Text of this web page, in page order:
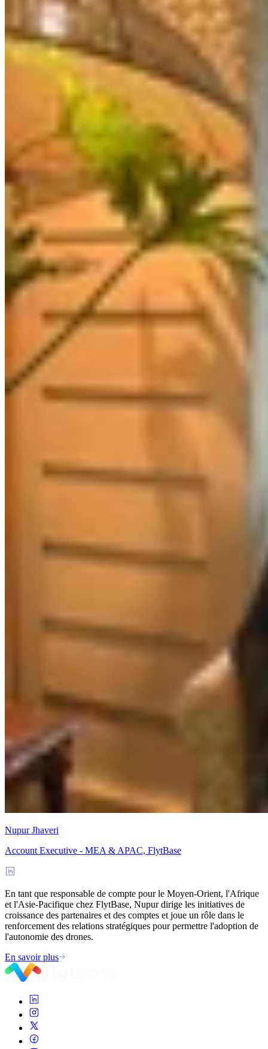
Nupur Jhaveri
Account Executive - MEA & APAC, FlytBase
En tant que responsable de compte pour le Moyen-Orient, l'Afrique
et l'Asie-Pacifique chez FlytBase, Nupur dirige les initiatives de
croissance des partenaires et des comptes et joue un rôle dans le
renforcement des relations stratégiques pour permettre l'adoption de
l'autonomie des drones.
En savoir plus